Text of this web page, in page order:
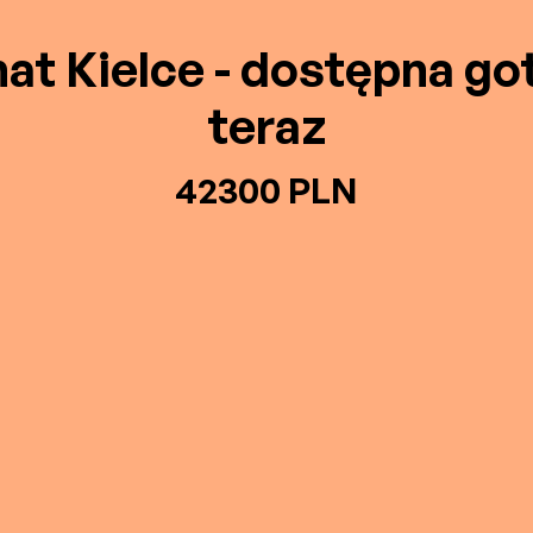
Kielce - dostępna
teraz
42300 PLN